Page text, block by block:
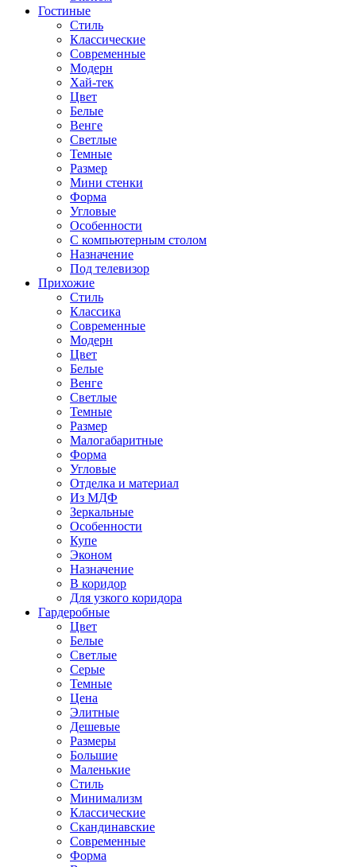
Гостиные
Стиль
Классические
Современные
Модерн
Хай-тек
Цвет
Белые
Венге
Светлые
Темные
Размер
Мини стенки
Форма
Угловые
Особенности
С компьютерным столом
Назначение
Под телевизор
Прихожие
Стиль
Классика
Современные
Модерн
Цвет
Белые
Венге
Светлые
Темные
Размер
Малогабаритные
Форма
Угловые
Отделка и материал
Из МДФ
Зеркальные
Особенности
Купе
Эконом
Назначение
В коридор
Для узкого коридора
Гардеробные
Цвет
Белые
Светлые
Серые
Темные
Цена
Элитные
Дешевые
Размеры
Большие
Маленькие
Стиль
Минимализм
Классические
Скандинавские
Современные
Форма